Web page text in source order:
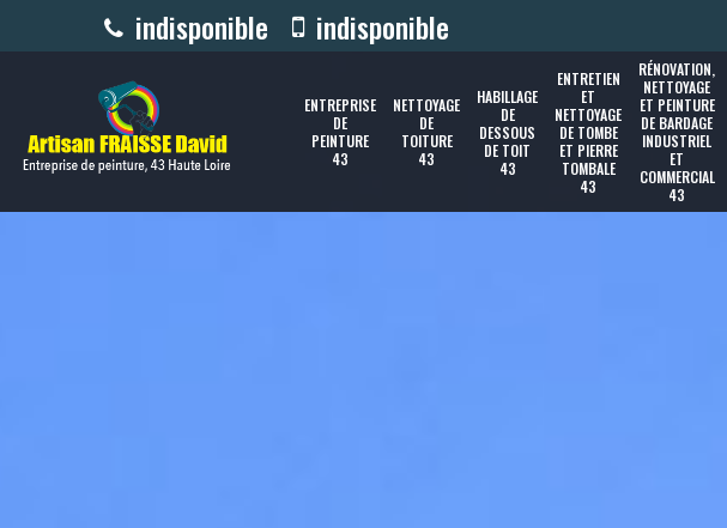
indisponible indisponible
ENTREPRISE
DE
PEINTURE
43
NETTOYAGE
DE
TOITURE
43
HABILLAGE
DE
DESSOUS
DE TOIT
43
ENTRETIEN
ET
NETTOYAGE
DE TOMBE
ET PIERRE
TOMBALE
43
RÉNOVATION,
NETTOYAGE
ET PEINTURE
DE BARDAGE
INDUSTRIEL
ET
COMMERCIAL
43